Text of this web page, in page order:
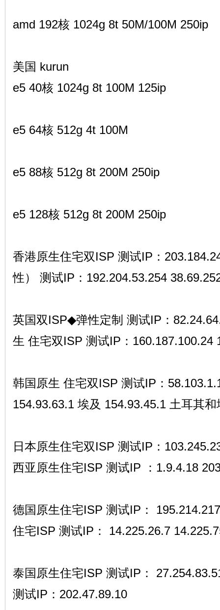
amd 192核 1024g 8t 50M/100M 250ip
美国 kurun
e5 40核 1024g 8t 100M 125ip
e5 64核 512g 4t 100M
e5 88核 512g 8t 200M 250ip
e5 128核 512g 8t 200M 250ip
香港原生住宅双ISP 测试IP：
性） 测试IP：192.204.53.254
英国双ISP◆弹性定制 测试IP：
生 住宅双ISP 测试IP：160.187.100.24
韩国原生 住宅双ISP 测试IP：
154.93.63.1 埃及 154.93.45.1 土耳其
日本原生住宅双ISP 测试IP：
西亚原生住宅ISP 测试IP ：1.9.4.18
德国原生住宅ISP 测试IP：
住宅ISP 测试IP： 14.225.26.7
泰国原生住宅ISP 测试IP：
测试IP：202.47.89.10